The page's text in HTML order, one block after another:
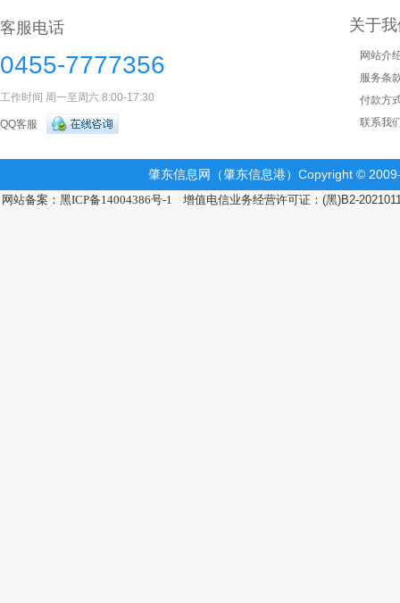
客服电话
0455-7777356
工作时间 周一至周六 8:00-17:30
QQ客服
关于
网站介
服务条
付款方
联系我
肇东信息网（肇东信息港）Copyright ©
网站备案：黑ICP备14004386号-1 增值电信业务经营许可证：(黑)B2-